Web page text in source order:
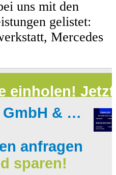
uns mit den
gelistet:
Mercedes
einholen! Jetzt
Anbieter
Martin Jacoby GmbH & Co. KG
anfragen
sparen!